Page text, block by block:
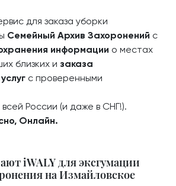
для заказа уборки
Семейный Архив Захоронений с
информации о местах
близких и заказа
с проверенными
России (и даже в СНГ!).
Онлайн.
iWALY для эксгумации
на Измайловское